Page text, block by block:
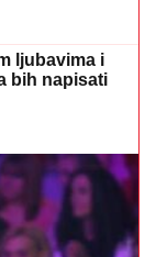
ljubavima i
bih napisati